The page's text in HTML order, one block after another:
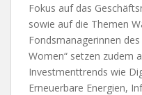
Fokus auf das
sowie auf die Themen
Fondsmanagerinnen
Women“ setzen zudem
Investmenttrends wie
Erneuerbare Energien,